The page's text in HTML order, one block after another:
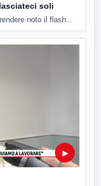
soli
noto il flash...
▶